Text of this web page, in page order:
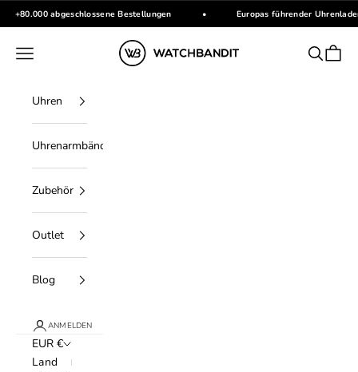
Zum Inhalt springen
+80.000 abgeschlossene Bestellungen • Europas führender
WATCHBANDIT
Menü Suchen
Uhren
Uhrenarmbänder
Zubehör
Outlet
Blog
ANMELDEN
EUR €
Land